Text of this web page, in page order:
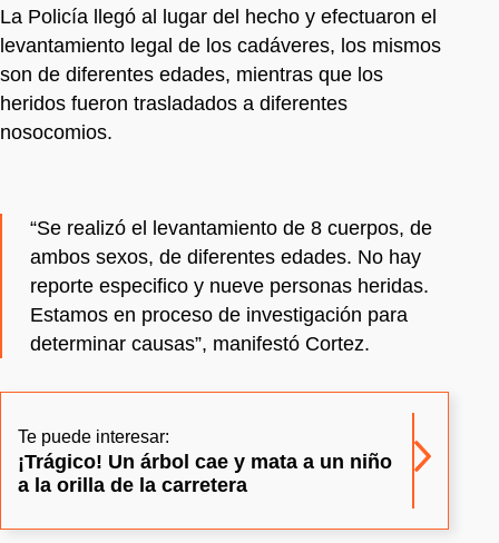
La Policía llegó al lugar del hecho y efectuaron el
levantamiento legal de los cadáveres, los mismos
son de diferentes edades, mientras que los
heridos fueron trasladados a diferentes
nosocomios.
“Se realizó el levantamiento de 8 cuerpos, de
ambos sexos, de diferentes edades. No hay
reporte especifico y nueve personas heridas.
Estamos en proceso de investigación para
determinar causas”, manifestó Cortez.
Te puede interesar:
¡Trágico! Un árbol cae y mata a un niño
a la orilla de la carretera